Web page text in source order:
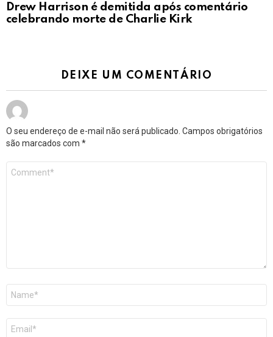
Drew Harrison é demitida após comentário
celebrando morte de Charlie Kirk
DEIXE UM COMENTÁRIO
O seu endereço de e-mail não será publicado. Campos obrigatórios
são marcados com *
mail